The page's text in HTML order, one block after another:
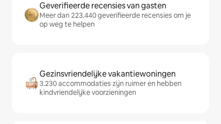
Geverifieerde recensies van gasten
Meer dan 223.440 geverifieerde recensies om je
op weg te helpen
Gezinsvriendelijke vakantiewoningen
3.230 accommodaties zijn ruimer en hebben
kindvriendelijke voorzieningen